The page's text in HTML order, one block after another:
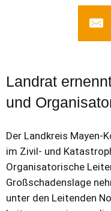
Landrat
und
Der Landkreis Mayen-
im Zivil- und
Organisatorische
Großschadenslage
unter den Leitenden